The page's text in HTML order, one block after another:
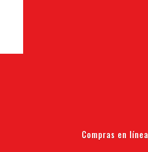
Compras en línea